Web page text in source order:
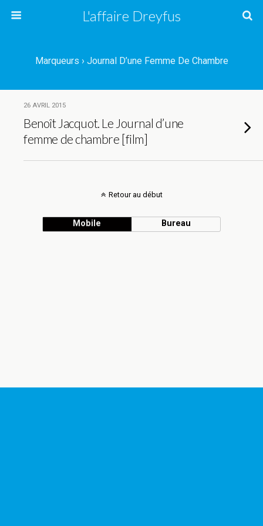
L'affaire Dreyfus
Marqueurs › Journal D’une Femme De Chambre
26 AVRIL 2015
Benoît Jacquot. Le Journal d’une
femme de chambre [film]
Retour au début
Mobile Bureau